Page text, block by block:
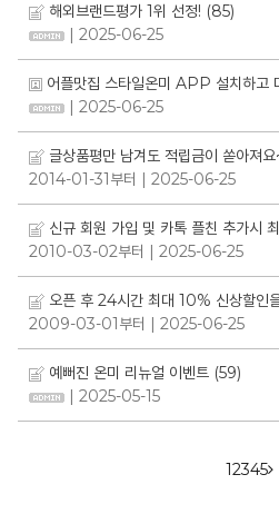
해외브랜드평가 1위 선정! (85)
| 2025-06-25
어플맛집 스타일온미 APP 설치하고
| 2025-06-25
글상품평만 남겨도 적립금이 쏟아져요
2014-01-31부터 | 2025-06-25
신규 회원 가입 및 카톡 플친 추가시
2010-03-02부터 | 2025-06-25
오픈 후 24시간 최대 10% 신상할인
2009-03-01부터 | 2025-06-25
예뻐진 온미 리뉴얼 이벤트 (59)
| 2025-05-15
12345